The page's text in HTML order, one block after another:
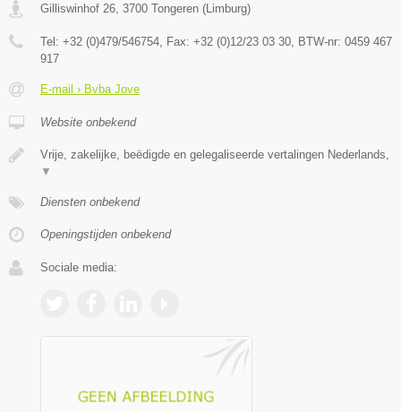
Gilliswinhof 26 3700 Tongeren ( Limburg)
Tel: +32 (0)479/546754 , Fax: +32 (0)12/23 03 30 , BTW-nr: 0459 467
917
E-mail › Bvba Jove
Website onbekend
Vrije, zakelijke, beëdigde en gelegaliseerde vertalingen Nederlands,
▼
Diensten onbekend
Openingstijden onbekend
Sociale media: